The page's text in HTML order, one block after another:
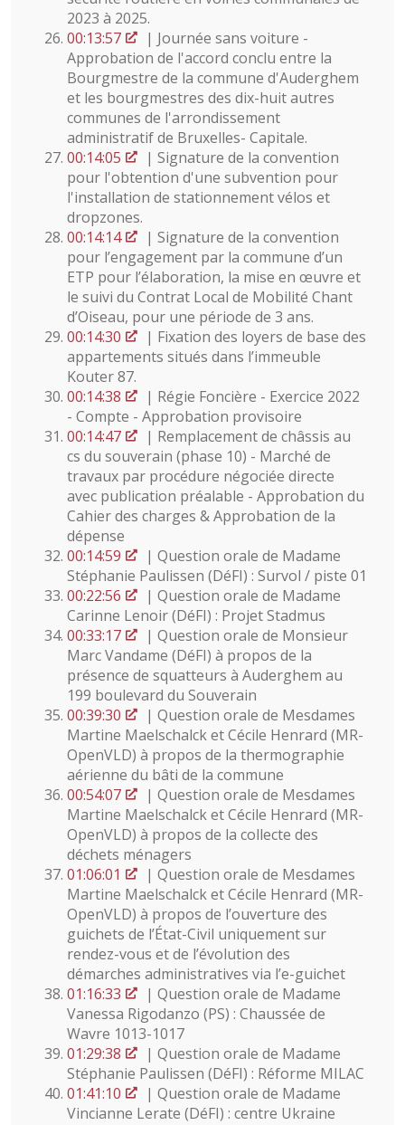
2023 à 2025.
00:13:57
| Journée sans voiture -
Approbation de l'accord conclu entre la
Bourgmestre de la commune d'Auderghem
et les bourgmestres des dix-huit autres
communes de l'arrondissement
administratif de Bruxelles- Capitale.
00:14:05
| Signature de la convention
pour l'obtention d'une subvention pour
l'installation de stationnement vélos et
dropzones.
00:14:14
| Signature de la convention
pour l’engagement par la commune d’un
ETP pour l’élaboration, la mise en œuvre et
le suivi du Contrat Local de Mobilité Chant
d’Oiseau, pour une période de 3 ans.
00:14:30
| Fixation des loyers de base des
appartements situés dans l’immeuble
Kouter 87.
00:14:38
| Régie Foncière - Exercice 2022
- Compte - Approbation provisoire
00:14:47
| Remplacement de châssis au
cs du souverain (phase 10) - Marché de
travaux par procédure négociée directe
avec publication préalable - Approbation du
Cahier des charges & Approbation de la
dépense
00:14:59
| Question orale de Madame
Stéphanie Paulissen (DéFI) : Survol / piste 01
00:22:56
| Question orale de Madame
Carinne Lenoir (DéFI) : Projet Stadmus
00:33:17
| Question orale de Monsieur
Marc Vandame (DéFI) à propos de la
présence de squatteurs à Auderghem au
199 boulevard du Souverain
00:39:30
| Question orale de Mesdames
Martine Maelschalck et Cécile Henrard (MR-
OpenVLD) à propos de la thermographie
aérienne du bâti de la commune
00:54:07
| Question orale de Mesdames
Martine Maelschalck et Cécile Henrard (MR-
OpenVLD) à propos de la collecte des
déchets ménagers
01:06:01
| Question orale de Mesdames
Martine Maelschalck et Cécile Henrard (MR-
OpenVLD) à propos de l’ouverture des
guichets de l’État-Civil uniquement sur
rendez-vous et de l’évolution des
démarches administratives via l’e-guichet
01:16:33
| Question orale de Madame
Vanessa Rigodanzo (PS) : Chaussée de
Wavre 1013-1017
01:29:38
| Question orale de Madame
Stéphanie Paulissen (DéFI) : Réforme MILAC
01:41:10
| Question orale de Madame
Vincianne Lerate (DéFI) : centre Ukraine